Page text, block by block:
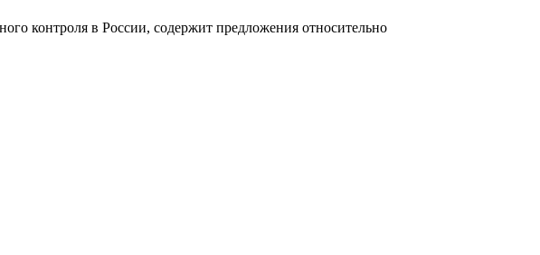
контроля в России, содержит предложения относительно